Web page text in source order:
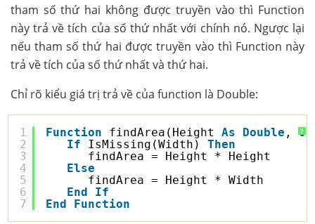
tham số thứ hai không được truyền vào thì Function
này trả về tích của số thứ nhất với chính nó. Ngược lại
nếu tham số thứ hai được truyền vào thì Function này
trả về tích của số thứ nhất và thứ hai.
Chỉ rõ kiểu giá trị trả về của function là Double:
?
1
2
3
4
5
6
7
Function findArea(Height As Double ,
If
IsMissing(Width) Then
findArea = Height * Height
Else
findArea = Height * Width
End
If
End
Function